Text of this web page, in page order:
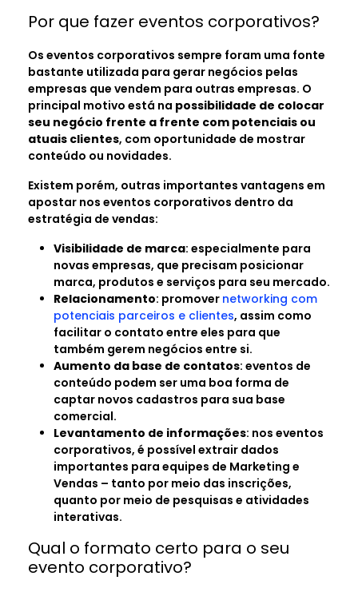
Por que fazer eventos corporativos?
Os eventos corporativos sempre foram uma fonte
bastante utilizada para gerar negócios pelas
empresas que vendem para outras empresas. O
principal motivo está na possibilidade de colocar
seu negócio frente a frente com potenciais ou
atuais clientes, com oportunidade de mostrar
conteúdo ou novidades.
Existem porém, outras importantes vantagens em
apostar nos eventos corporativos dentro da
estratégia de vendas:
Visibilidade de marca: especialmente para
novas empresas, que precisam posicionar
marca, produtos e serviços para seu mercado.
Relacionamento: promover networking com
potenciais parceiros e clientes, assim como
facilitar o contato entre eles para que
também gerem negócios entre si.
Aumento da base de contatos: eventos de
conteúdo podem ser uma boa forma de
captar novos cadastros para sua base
comercial.
Levantamento de informações: nos eventos
corporativos, é possível extrair dados
importantes para equipes de Marketing e
Vendas – tanto por meio das inscrições,
quanto por meio de pesquisas e atividades
interativas.
Qual o formato certo para o seu
evento corporativo?